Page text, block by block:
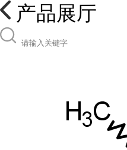
产品展厅